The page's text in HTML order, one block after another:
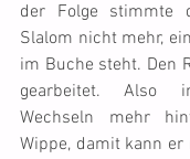
der Folge stimmte
Slalom nicht mehr,
im Buche steht. Den
gearbeitet. Also
Wechseln mehr
Wippe, damit kann